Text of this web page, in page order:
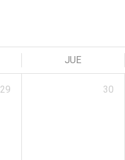
JUE
29 30